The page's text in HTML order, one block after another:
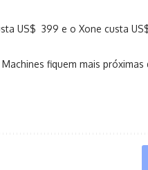
US$ 399 e o Xone custa
fiquem mais